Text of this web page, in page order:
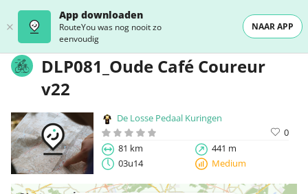
App downloaden
RouteYou was nog nooit zo
eenvoudig
NAAR APP
DLP081_Oude Café Coureur
v22
De Losse Pedaal Kuringen
0
81 km
441 m
03u14
Medium